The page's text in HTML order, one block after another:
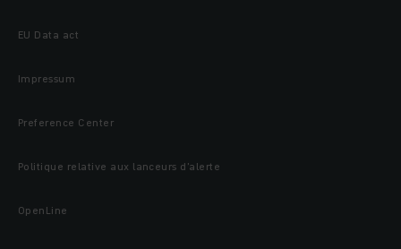
EU Data act
Impressum
Preference Center
Politique relative aux lanceurs d’alerte
OpenLine